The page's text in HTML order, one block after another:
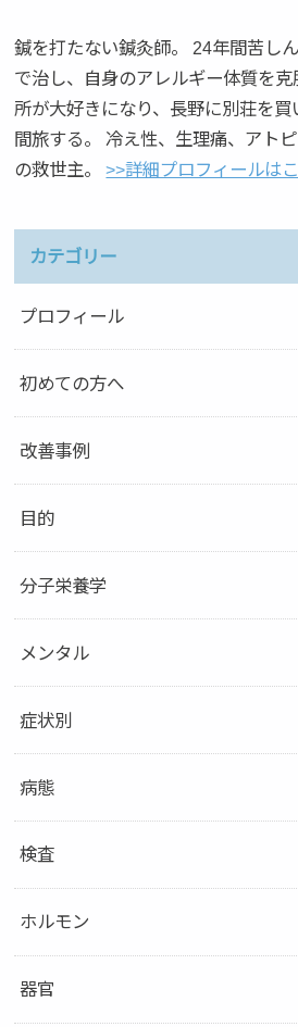
鍼を打たない鍼灸師。 24年間苦し
で治し、自身のアレルギー体質を
所が大好きになり、長野に別荘を買
間旅する。 冷え性、生理痛、アト
の救世主。>>詳細プロフィールは
カテゴリー
プロフィール
初めての方へ
改善事例
目的
分子栄養学
メンタル
症状別
病態
検査
ホルモン
器官